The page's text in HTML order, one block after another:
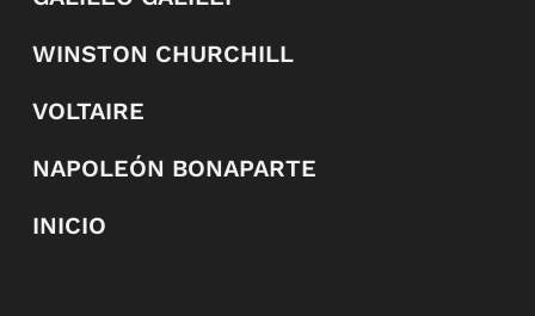
WINSTON CHURCHILL
VOLTAIRE
NAPOLEÓN BONAPARTE
INICIO